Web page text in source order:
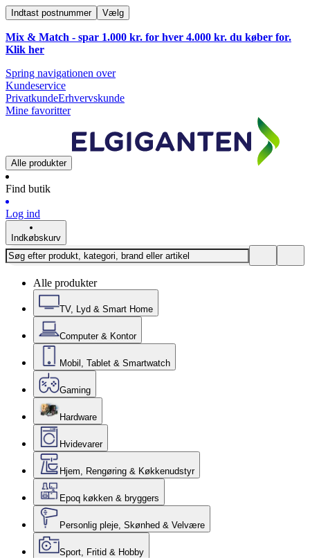
Indtast postnummer Vælg
Mix & Match - spar 1.000 kr. for hver 4.000 kr. du køber for.
Klik her
Spring navigationen over
Kundeservice
PrivatkundeErhvervskunde
Mine favoritter
Alle produkter
Find butik
Log ind
Indkøbskurv
Alle produkter
TV, Lyd & Smart Home
Computer & Kontor
Mobil, Tablet & Smartwatch
Gaming
Hardware
Hvidevarer
Hjem, Rengøring & Køkkenudstyr
Epoq køkken & bryggers
Personlig pleje, Skønhed & Velvære
Sport, Fritid & Hobby